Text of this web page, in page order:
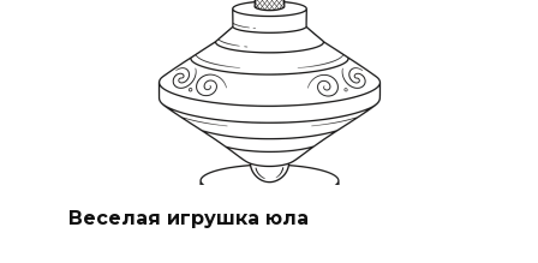
Веселая игрушка юла